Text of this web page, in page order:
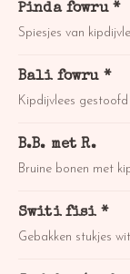
Pinda fowru *
Spiesjes van
Bali fowru *
Kipdijvlees
B.B. met R.
Bruine bonen met
Switi fisi *
Gebakken stukjes